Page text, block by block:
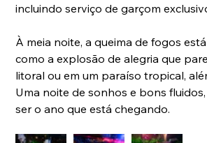
incluindo serviço de garçom
À meia noite, a queima de fogos
como a explosão de alegria que
litoral ou em um paraíso tropical,
Uma noite de sonhos e bons
ser o ano que está chegando.